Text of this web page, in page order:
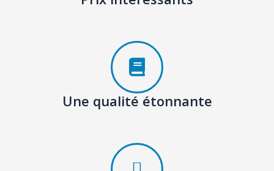
Une qualité étonnante